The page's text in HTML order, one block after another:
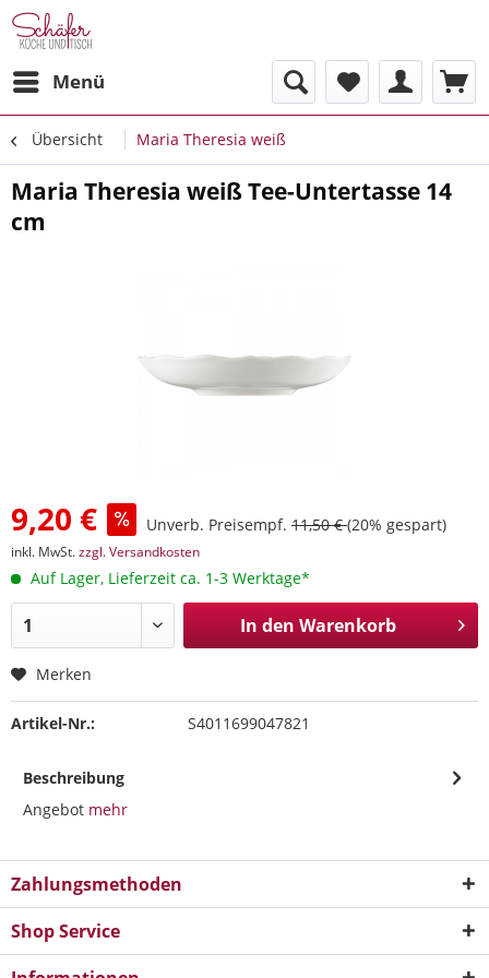
Menü
Übersicht Maria Theresia weiß
Maria Theresia weiß Tee-Untertasse 14
cm
9,20 € Unverb. Preisempf. 11,50 €(20% gespart)
inkl. MwSt.zzgl. Versandkosten
Auf Lager, Lieferzeit ca. 1-3 Werktage*
In den Warenkorb
Merken
Artikel-Nr.: S4011699047821
Beschreibung
Angebot mehr
Zahlungsmethoden
Shop Service